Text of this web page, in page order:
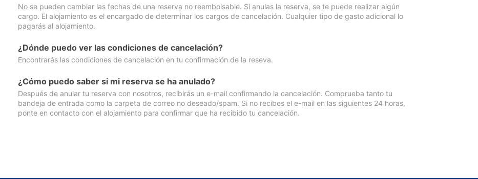
No se pueden cambiar las fechas de una reserva no reembolsable. Si anulas la reserva, se te puede realizar algún
cargo. El alojamiento es el encargado de determinar los cargos de cancelación. Cualquier tipo de gasto adicional lo
pagarás al alojamiento.
¿Dónde puedo ver las condiciones de cancelación?
Encontrarás las condiciones de cancelación en tu confirmación de la reseva.
¿Cómo puedo saber si mi reserva se ha anulado?
Después de anular tu reserva con nosotros, recibirás un e-mail confirmando la cancelación. Comprueba tanto tu
bandeja de entrada como la carpeta de correo no deseado/spam. Si no recibes el e-mail en las siguientes 24 horas,
ponte en contacto con el alojamiento para confirmar que ha recibido tu cancelación.